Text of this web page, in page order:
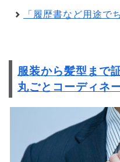
「履歴書など用途で
服装から髪型まで
丸ごとコーディネ